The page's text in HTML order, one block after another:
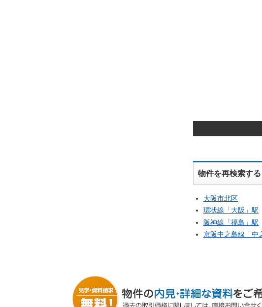
物件を再検索する
大阪市北区
環状線「大阪 」駅
阪神線「福島 」駅
京阪中之島線「中